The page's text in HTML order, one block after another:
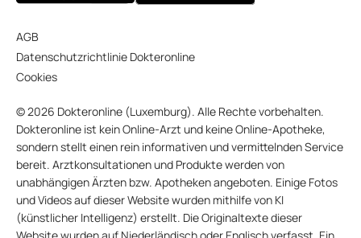
AGB
Datenschutzrichtlinie Dokteronline
Cookies
© 2026 Dokteronline (Luxemburg). Alle Rechte vorbehalten.
Dokteronline ist kein Online-Arzt und keine Online-Apotheke,
sondern stellt einen rein informativen und vermittelnden Service
bereit. Arztkonsultationen und Produkte werden von
unabhängigen Ärzten bzw. Apotheken angeboten. Einige Fotos
und Videos auf dieser Website wurden mithilfe von KI
(künstlicher Intelligenz) erstellt. Die Originaltexte dieser